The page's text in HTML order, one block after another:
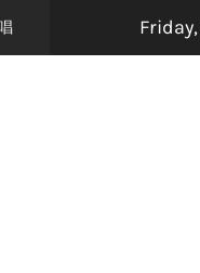
四大印尼金曲制造机